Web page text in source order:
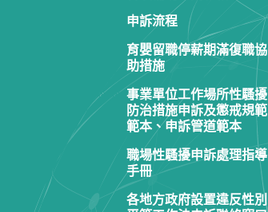
申訴流程
育嬰留職停薪期滿復職協
助措施
事業單位工作場所性騷擾
防治措施申訴及懲戒規範
範本、申訴管道範本
職場性騷擾申訴處理指導
手冊
各地方政府設置違反性別